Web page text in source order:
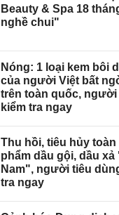
Beauty & Spa 18
nghề chui"
Nóng: 1 loại kem bôi
của người Việt bất
trên toàn quốc, người
kiểm tra ngay
Thu hồi, tiêu hủy toàn
phẩm dầu gội, dầu xả
Nam", người tiêu
tra ngay